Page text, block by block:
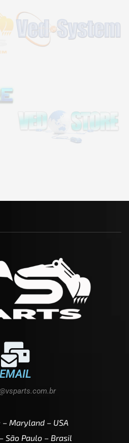
EMAIL
Maryland – USA
São Paulo – Brasil